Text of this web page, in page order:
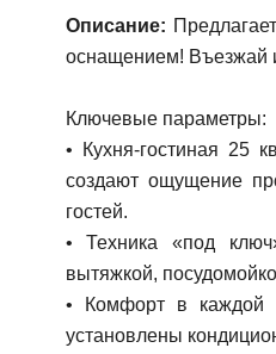
Описание:
оснащением! Въезжай
Ключевые параметры:
• Кухня-гостиная 25
создают ощущение
гостей.
• Техника «под
вытяжкой,
• Комфорт в каждой
установлены